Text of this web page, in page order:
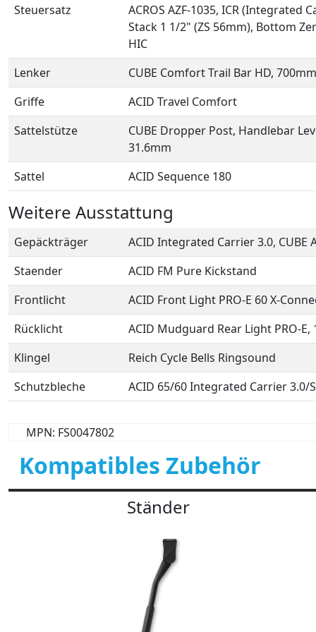
Steuersatz
ACROS AZF-1035, ICR (Integrated
Stack 1 1/2" (ZS 56mm), Bottom
HIC
Lenker
CUBE Comfort Trail Bar HD, 700mm
Griffe
ACID Travel Comfort
Sattelstütze
CUBE Dropper Post, Handlebar
31.6mm
Sattel
ACID Sequence 180
Weitere Ausstattung
Gepäckträger
ACID Integrated Carrier 3.0, CUBE
Staender
ACID FM Pure Kickstand
Frontlicht
ACID Front Light PRO-E 60 X-
Rücklicht
ACID Mudguard Rear Light PRO-E,
Klingel
Reich Cycle Bells Ringsound
Schutzbleche
ACID 65/60 Integrated Carrier 3.0/
MPN: FS0047802
Kompatibles Zubehör
Ständer